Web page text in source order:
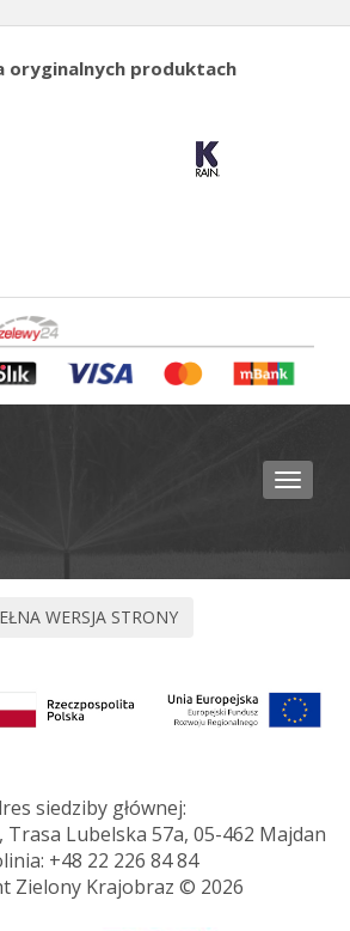
oryginalnych produktach
Toggle
siedziby głównej:
Lubelska 57a, 05-462 Majdan
+48 22 226 84 84
Zielony Krajobraz © 2026